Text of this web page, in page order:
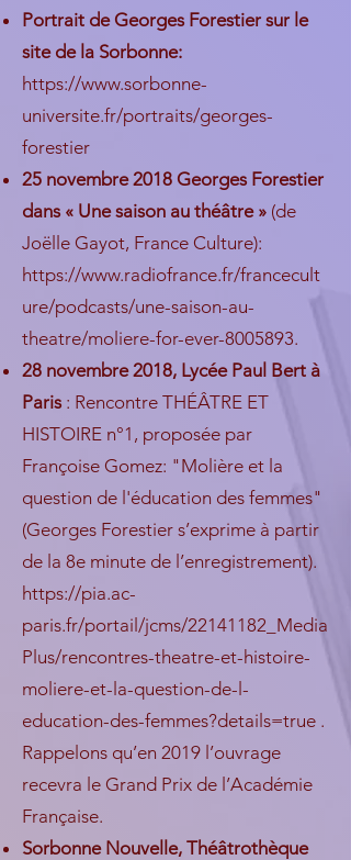
Portrait de Georges Forestier sur le
site de la Sorbonne:
https://www.sorbonne-
universite.fr/portraits/georges-
forestier
25 novembre 2018 Georges Forestier
dans « Une saison au théâtre » (de
Joëlle Gayot, France Culture):
https://www.radiofrance.fr/francecult
ure/podcasts/une-saison-au-
theatre/moliere-for-ever-8005893.
28 novembre 2018, Lycée Paul Bert à
Paris : Rencontre THÉÂTRE ET
HISTOIRE n°1, proposée par
Françoise Gomez: "Molière et la
question de l'éducation des femmes"
(Georges Forestier s’exprime à partir
de la 8e minute de l’enregistrement).
https://pia.ac-
paris.fr/portail/jcms/22141182_Media
Plus/rencontres-theatre-et-histoire-
moliere-et-la-question-de-l-
education-des-femmes?details=true .
Rappelons qu’en 2019 l’ouvrage
recevra le Grand Prix de l’Académie
Française.
Sorbonne Nouvelle, Théâtrothèque